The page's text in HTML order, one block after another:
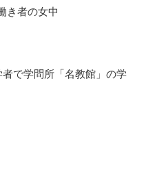
き者の女中
で学問所「名教館」の学